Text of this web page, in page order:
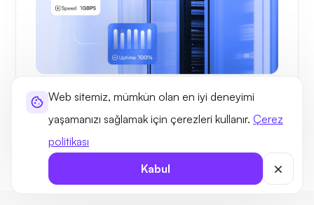
Web sitemiz, mümkün olan en iyi deneyimi
yaşamanızı sağlamak için çerezleri kullanır. Çerez
politikası
Kabul
FAYDALAR
Ultahost ile Litvanya'da VPS Barındırma
Faydaları